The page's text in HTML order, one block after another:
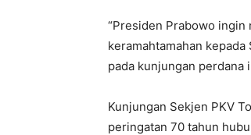
“Presiden Prabowo ingin
keramahtamahan kepada
pada kunjungan perdana
Kunjungan Sekjen PKV
peringatan 70 tahun